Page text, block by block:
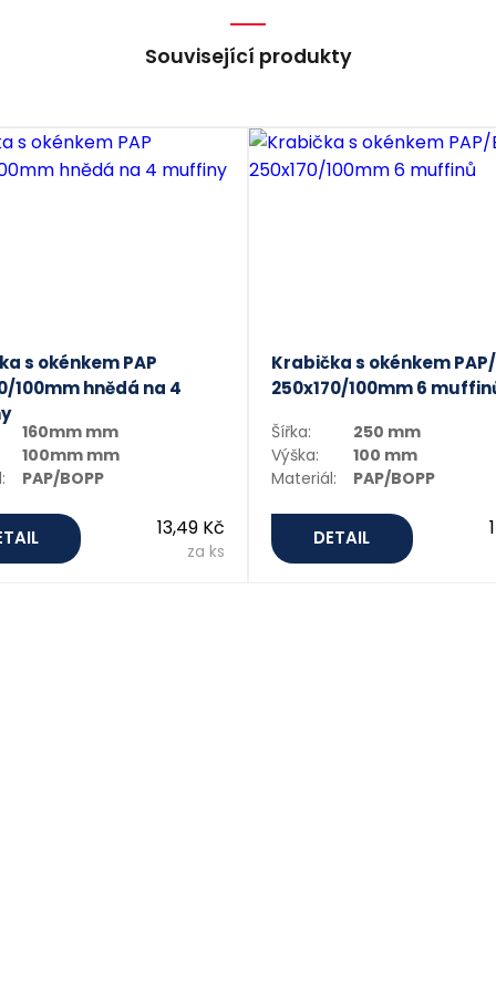
Související produkty
s okénkem PAP
100mm hnědá na 4
160mm mm
100mm mm
PAP/BOPP
13,49 Kč
za ks
Krabička s okénkem PAP/
250x170/100mm 6
Šířka:
250 mm
Výška:
100 mm
Materiál:
PAP/BOPP
DETAIL